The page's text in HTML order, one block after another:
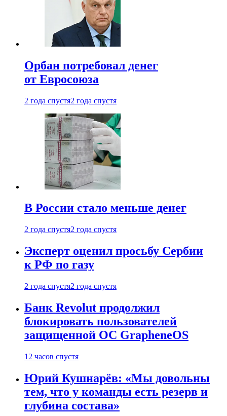
Орбан потребовал денег
от Евросоюза
2 года спустя2 года спустя
В России стало меньше денег
2 года спустя2 года спустя
Эксперт оценил просьбу Сербии
к РФ по газу
2 года спустя2 года спустя
Банк Revolut продолжил
блокировать пользователей
защищенной ОС GrapheneOS
12 часов спустя
Юрий Кушнарёв: «Мы довольны
тем, что у команды есть резерв и
глубина состава»